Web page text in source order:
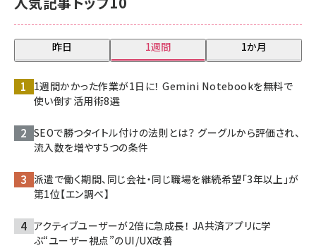
昨日 1週間 1か月
1週間かかった作業が1日に！ Gemini Notebookを無料で
使い倒す活用術8選
SEOで勝つタイトル付けの法則とは？ グーグルから評価され、
流入数を増やす5つの条件
派遣で働く期間、同じ会社・同じ職場を継続希望「3年以上」が
第1位【エン調べ】
アクティブユーザーが2倍に急成長！ JA共済アプリに学
ぶ“ユーザー視点”のUI/UX改善